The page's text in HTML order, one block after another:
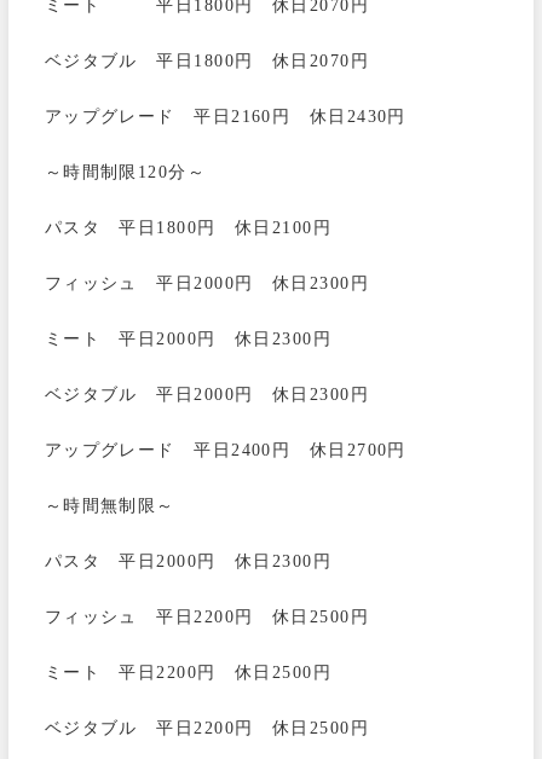
ミート 平日1800円 休日2070円
ベジタブル 平日1800円 休日2070円
アップグレード 平日2160円 休日2430円
～時間制限120分～
パスタ 平日1800円 休日2100円
フィッシュ 平日2000円 休日2300円
ミート 平日2000円 休日2300円
ベジタブル 平日2000円 休日2300円
アップグレード 平日2400円 休日2700円
～時間無制限～
パスタ 平日2000円 休日2300円
フィッシュ 平日2200円 休日2500円
ミート 平日2200円 休日2500円
ベジタブル 平日2200円 休日2500円